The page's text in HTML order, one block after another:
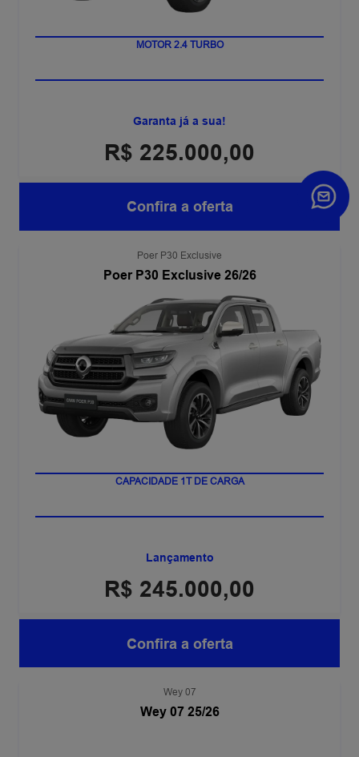
SISTEMA ADAS 2+
Garanta já a sua!
R$ 225.000,00
Confira a oferta
Poer P30 Exclusive
Poer P30 Exclusive 26/26
MOTOR 2.4 TURBO
Lançamento
R$ 245.000,00
Confira a oferta
Wey 07
Wey 07 25/26